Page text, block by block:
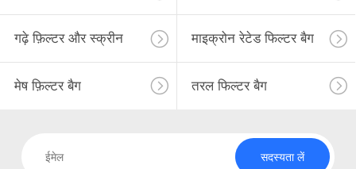
गढ़े फ़िल्टर और स्क्रीन माइक्रोन रेटेड फिल्टर बैग
मेष फ़िल्टर बैग तरल फिल्टर बैग
सदस्यता लें